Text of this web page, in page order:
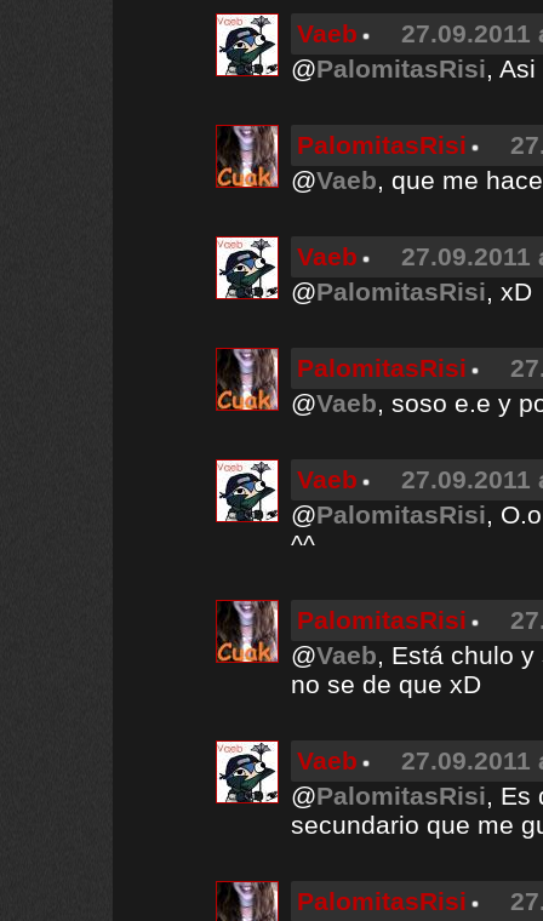
Vaeb
27.09.2011
@PalomitasRisi,
PalomitasRisi
@Vaeb, que me
Vaeb
27.09.2011
@PalomitasRisi, xD
PalomitasRisi
@Vaeb, soso e.e y
Vaeb
27.09.2011
@PalomitasRisi,
^^
PalomitasRisi
@Vaeb, Está chulo
no se de que xD
Vaeb
27.09.2011
@PalomitasRisi, Es
secundario que me
PalomitasRisi